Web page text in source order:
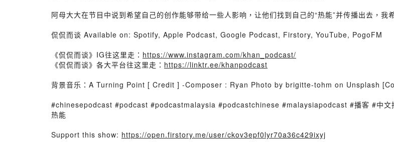
阿母大大在节目中说到希望自己的创作能够带给一些人影响，让他们找到自己的“热能”并传播出去，
侃侃而谈 Available on: Spotify, Apple Podcast, Google Podcast, Firstory, YouTube, PogoFM
《侃侃而谈》IG往这里走： https://www.instagram.com/khan_podcast/
《侃侃而谈》各大平台往这里走： https://linktr.ee/khanpodcast
背景音乐：A Turning Point [ Credit ] -Composer : Ryan Photo by brigitte-tohm on Unsplash
#chinesepodcast #podcast #podcastmalaysia #podcastchinese #malaysiapodcast #播客 #中文
热能
Support this show: https://open.firstory.me/user/ckov3epf0lyr70a36c429ixyj